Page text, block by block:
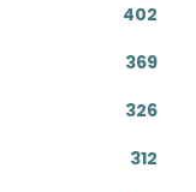
402
369
326
312